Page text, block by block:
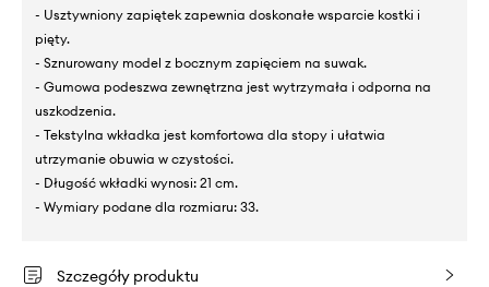
- Usztywniony zapiętek zapewnia doskonałe wsparcie kostki i
pięty.
- Sznurowany model z bocznym zapięciem na suwak.
- Gumowa podeszwa zewnętrzna jest wytrzymała i odporna na
uszkodzenia.
- Tekstylna wkładka jest komfortowa dla stopy i ułatwia
utrzymanie obuwia w czystości.
- Długość wkładki wynosi: 21 cm.
- Wymiary podane dla rozmiaru: 33.
Szczegóły produktu